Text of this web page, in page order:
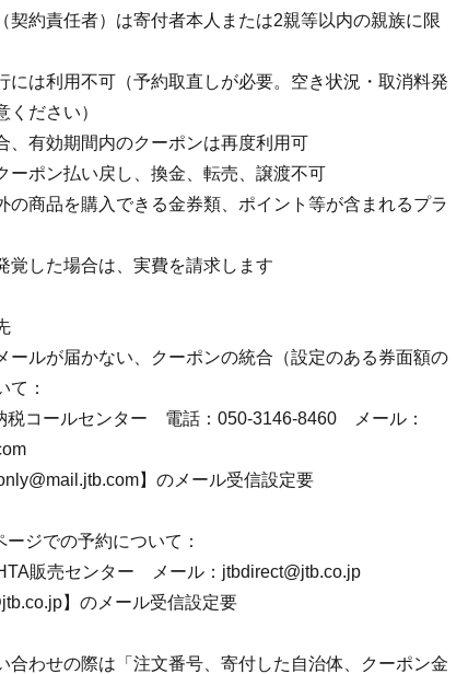
契約責任者）は寄付者本人または2親等以内の親族に限
には利用不可（予約取直しが必要。空き状況・取消料発
ください）
有効期間内のクーポンは再度利用可
ーポン払い戻し、換金、転売、譲渡不可
の商品を購入できる金券類、ポイント等が含まれるプラ
覚した場合は、実費を請求します
ールが届かない、クーポンの統合（設定のある券面額の
て：
税コールセンター 電話：050-3146-8460 メール：
】のメール受信設定要
ージでの予約について：
販売センター メール：jtbdirect@jtb.co.jp
】のメール受信設定要
合わせの際は「注文番号、寄付した自治体、クーポン金